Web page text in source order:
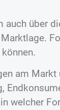
auch über
am
welcher